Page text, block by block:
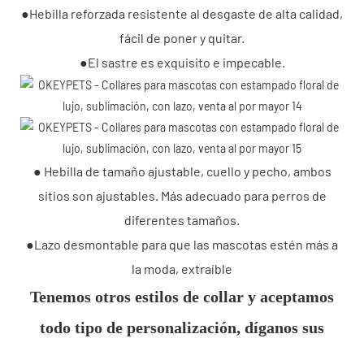
●Hebilla reforzada resistente al desgaste de alta calidad,
fácil de poner y quitar.
●El sastre es exquisito e impecable.
● Hebilla de tamaño ajustable, cuello y pecho, ambos
sitios son ajustables. Más adecuado para perros de
diferentes tamaños.
●Lazo desmontable para que las mascotas estén más a
la moda, extraíble
Tenemos otros estilos de collar y aceptamos
todo tipo de personalización, díganos sus